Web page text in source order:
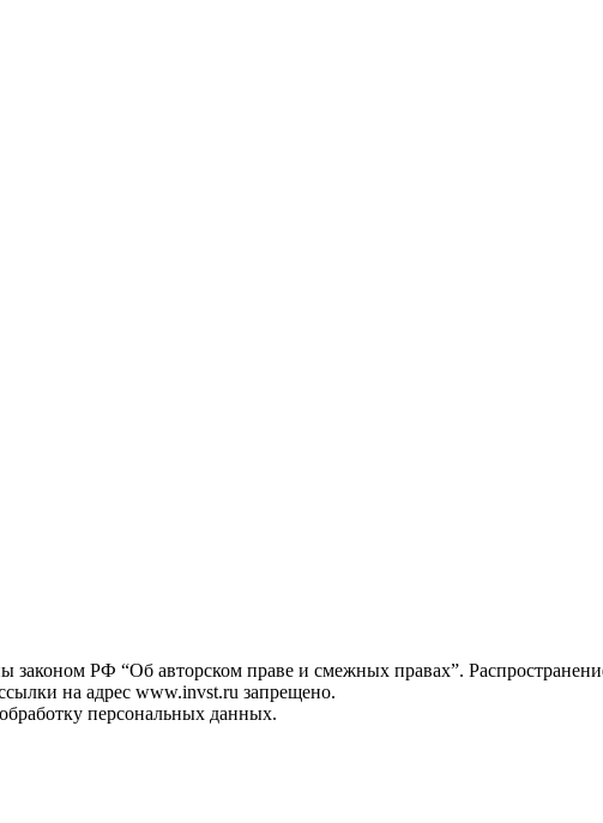
РФ “Об авторском праве и смежных правах”.
на адрес www.invst.ru запрещено.
персональных данных.